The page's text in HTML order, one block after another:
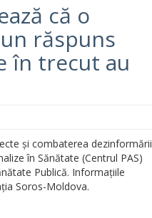
că o
răspuns
în trecut au
și combaterea dezinformării
în Sănătate (Centrul PAS)
Publică. Informațiile
Soros-Moldova.